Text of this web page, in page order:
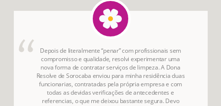
Depois de literalmente “penar” com profissionais sem
compromisso e qualidade, resolvi experimentar uma
nova forma de contratar serviços de limpeza. A Dona
Resolve de Sorocaba enviou para minha residência duas
funcionarias, contratadas pela própria empresa e com
todas as devidas verificações de antecedentes e
referencias, o que me deixou bastante segura. Devo